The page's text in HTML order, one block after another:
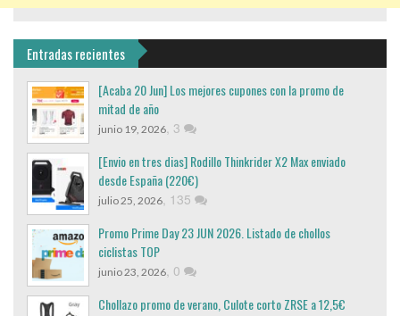
Entradas recientes
[Acaba 20 Jun] Los mejores cupones con la promo de
mitad de año
junio 19, 2026 3
[Envio en tres dias] Rodillo Thinkrider X2 Max enviado
desde España (220€)
julio 25, 2026 135
Promo Prime Day 23 JUN 2026. Listado de chollos
ciclistas TOP
junio 23, 2026 0
Chollazo promo de verano, Culote corto ZRSE a 12,5€